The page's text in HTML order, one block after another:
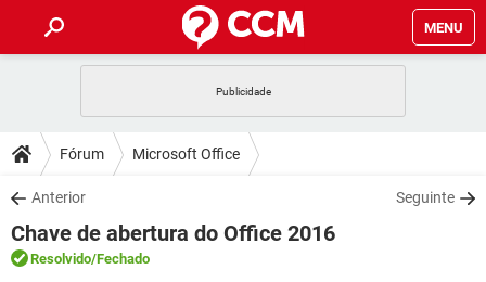
MENU
CELULAR
OUTLOOK
INSTAGRAM GMAIL
GUIA DE COMPRAS
DICAS
JOGOS
OUTLOOK
DOWNLOADS
JOGOS WHATSAPP
CELULAR
FÓRUM
Fórum Microsoft Office
Anterior Seguinte
Chave de abertura do Office 2016
Resolvido/Fechado